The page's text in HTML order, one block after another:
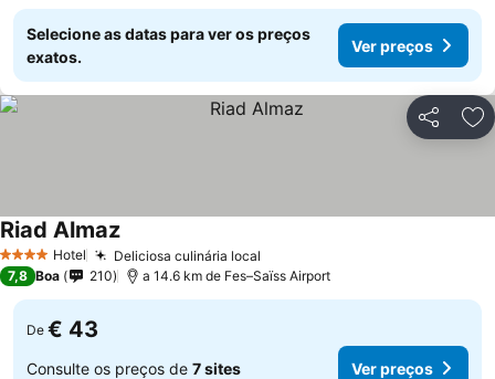
Selecione as datas para ver os preços
exatos.
Ver preços
Partilhar
4 EstrelasHotel Deliciosa culinária local
Riad AlmazVer preços
7,8 Boa 210 a 14.6 km de Fes–Saïss Airport
De € 43
Consulte os preços de 7 sites Ver preços